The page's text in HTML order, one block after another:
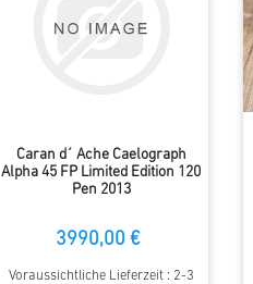
Caran d´ Ache Caelograph
Alpha 45 FP Limited Edition 120
Pen 2013
3990,00 €
Voraussichtliche Lieferzeit : 2-3